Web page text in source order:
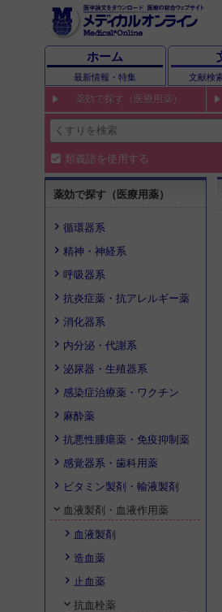
ホーム
最新情報・特集 文献検
薬効で探す（医療用薬）
類義語を使用する
薬効で探す（医療用薬）
循環器系
精神・神経系
呼吸器系
抗炎症薬・抗アレルギー薬
消化器系
内分泌・代謝系
泌尿器・生殖器系
感染症治療薬・ワクチン
麻酔薬
抗悪性腫瘍薬・免疫抑制薬
感覚器系・歯科用薬
ビタミン製剤・輸液製剤
血液製剤・血液作用薬
血液製剤
造血薬
止血薬
抗血栓薬